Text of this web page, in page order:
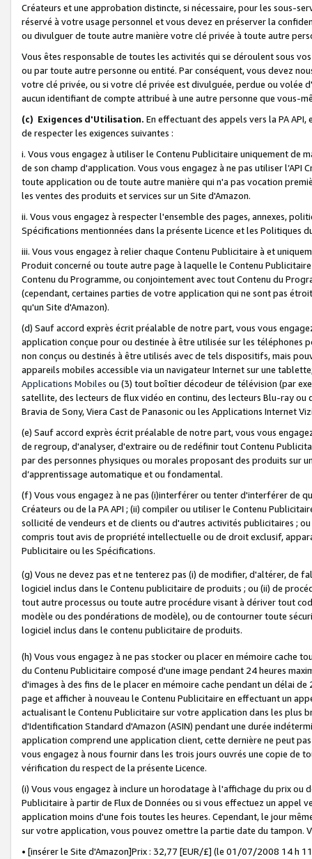
Créateurs et une approbation distincte, si nécessaire, pour les sous-
réservé à votre usage personnel et vous devez en préserver la
ou divulguer de toute autre manière votre clé privée à toute autre
Vous êtes responsable de toutes les activités qui se déroulent sous
ou par toute autre personne ou entité. Par conséquent, vous devez
votre clé privée, ou si votre clé privée est divulguée, perdue ou volée
aucun identifiant de compte attribué à une autre personne que vous-
(c) Exigences d'Utilisation. En effectuant des appels vers la PA
de respecter les exigences suivantes :
i. Vous vous engagez à utiliser le Contenu Publicitaire uniquement de
de son champ d'application. Vous vous engagez à ne pas utiliser l’API
toute application ou de toute autre manière qui n'a pas vocation
les ventes des produits et services sur un Site d'Amazon.
ii. Vous vous engagez à respecter l'ensemble des pages, annexes,
Spécifications mentionnées dans la présente Licence et les Politiques
iii. Vous vous engagez à relier chaque Contenu Publicitaire à et
Produit concerné ou toute autre page à laquelle le Contenu
Contenu du Programme, ou conjointement avec tout Contenu du
(cependant, certaines parties de votre application qui ne sont pas
qu'un Site d'Amazon).
(d) Sauf accord exprès écrit préalable de notre part, vous vous
application conçue pour ou destinée à être utilisée sur les téléphones
non conçus ou destinés à être utilisés avec de tels dispositifs, mais
appareils mobiles accessible via un navigateur Internet sur une
Applications Mobiles ou (3) tout boîtier décodeur de télévision (par
satellite, des lecteurs de flux vidéo en continu, des lecteurs Blu-ray
Bravia de Sony, Viera Cast de Panasonic ou les Applications Internet
(e) Sauf accord exprès écrit préalable de notre part, vous vous
de regroup, d'analyser, d'extraire ou de redéfinir tout Contenu
par des personnes physiques ou morales proposant des produits sur
d’apprentissage automatique et ou fondamental.
(f) Vous vous engagez à ne pas (i)interférer ou tenter d'interférer de
Créateurs ou de la PA API ; (ii) compiler ou utiliser le Contenu
sollicité de vendeurs et de clients ou d'autres activités publicitaires ;
compris tout avis de propriété intellectuelle ou de droit exclusif,
Publicitaire ou les Spécifications.
(g) Vous ne devez pas et ne tenterez pas (i) de modifier, d'altérer, de
logiciel inclus dans le Contenu publicitaire de produits ; ou (ii) de
tout autre processus ou toute autre procédure visant à dériver tout
modèle ou des pondérations de modèle), ou de contourner toute
logiciel inclus dans le contenu publicitaire de produits.
(h) Vous vous engagez à ne pas stocker ou placer en mémoire cache
du Contenu Publicitaire composé d'une image pendant 24 heures
d'images à des fins de le placer en mémoire cache pendant un délai
page et afficher à nouveau le Contenu Publicitaire en effectuant un
actualisant le Contenu Publicitaire sur votre application dans les plus
d'Identification Standard d'Amazon (ASIN) pendant une durée
application comprend une application client, cette dernière ne peut
vous engagez à nous fournir dans les trois jours ouvrés une copie de
vérification du respect de la présente Licence.
(i) Vous vous engagez à inclure un horodatage à l'affichage du prix
Publicitaire à partir de Flux de Données ou si vous effectuez un appel
application moins d'une fois toutes les heures. Cependant, le jour
sur votre application, vous pouvez omettre la partie date du tampon.
• [insérer le Site d'Amazon]Prix : 32,77 [EUR/£] (le 01/07/2008 14 h